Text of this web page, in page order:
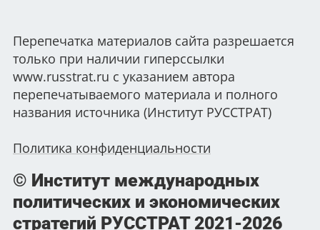
Перепечатка материалов сайта разрешается
только при наличии гиперссылки
www.russtrat.ru с указанием автора
перепечатываемого материала и полного
названия источника (Институт РУССТРАТ)
Политика конфиденциальности
© Институт международных
политических и экономических
стратегий РУССТРАТ2021-2026